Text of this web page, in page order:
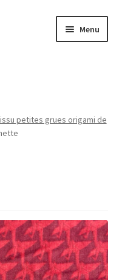
Menu
petites grues origami de